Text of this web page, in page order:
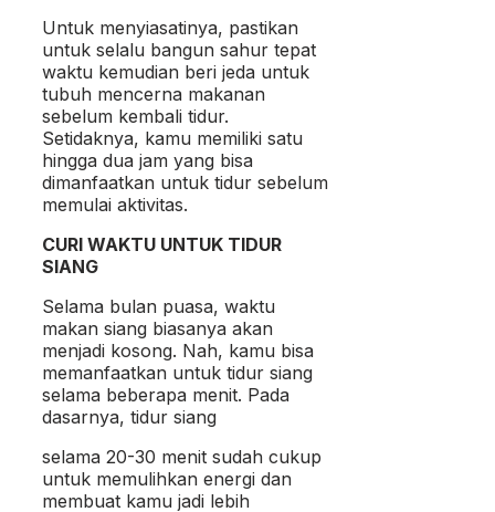
Untuk menyiasatinya, pastikan
untuk selalu bangun sahur tepat
waktu kemudian beri jeda untuk
tubuh mencerna makanan
sebelum kembali tidur.
Setidaknya, kamu memiliki satu
hingga dua jam yang bisa
dimanfaatkan untuk tidur sebelum
memulai aktivitas.
CURI WAKTU UNTUK TIDUR
SIANG
Selama bulan puasa, waktu
makan siang biasanya akan
menjadi kosong. Nah, kamu bisa
memanfaatkan untuk tidur siang
selama beberapa menit. Pada
dasarnya, tidur siang
selama 20-30 menit sudah cukup
untuk memulihkan energi dan
membuat kamu jadi lebih